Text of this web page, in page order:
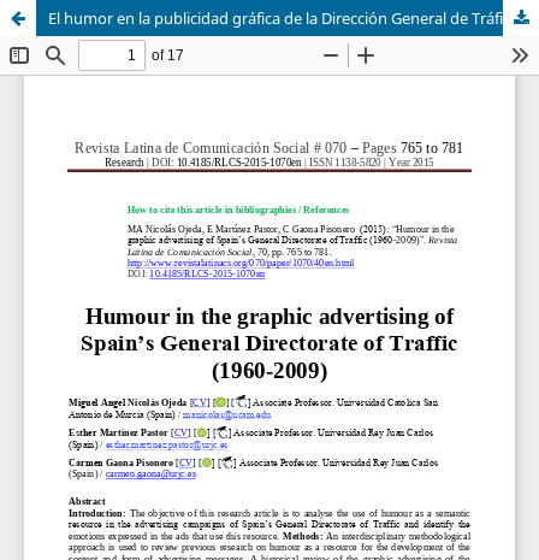
El humor en la publicidad gráfica de la Dirección General de Tráfico en España (1960-2009)